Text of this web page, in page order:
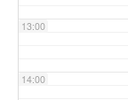
13:00
14:00